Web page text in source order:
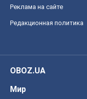
Реклама на сайте
Редакционная политика
OBOZ.UA
Мир